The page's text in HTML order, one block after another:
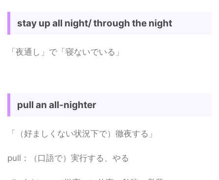
stay up all night/ through the night
「夜通し」で「寝ないでいる」
pull an all-nighter
「（好ましくない状況下で）徹夜する」
pull：（口語で）実行する、やる